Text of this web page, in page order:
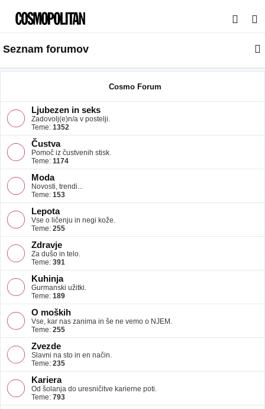
s
a
Seznam forumov
Cosmo Forum
Ljubezen in seks
Zadovolj(e)n/a v postelji.
Teme: 1352
Čustva
Pomoč iz čustvenih stisk.
Teme: 1174
Moda
Novosti, trendi...
Teme: 153
Lepota
Vse o ličenju in negi kože.
Teme: 255
Zdravje
Za dušo in telo.
Teme: 391
Kuhinja
Gurmanski užitki.
Teme: 189
O moških
Vse, kar nas zanima in še ne vemo o NJEM.
Teme: 255
Zvezde
Slavni na sto in en način.
Teme: 235
Kariera
Od šolanja do uresničitve karierne poti.
Teme: 793